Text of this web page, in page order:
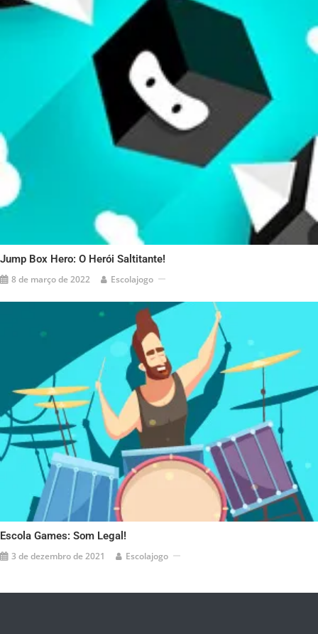
Jump Box Hero: O Herói Saltitante!
8 de março de 2022 Escolajogo
Escola Games: Som Legal!
3 de dezembro de 2021 Escolajogo